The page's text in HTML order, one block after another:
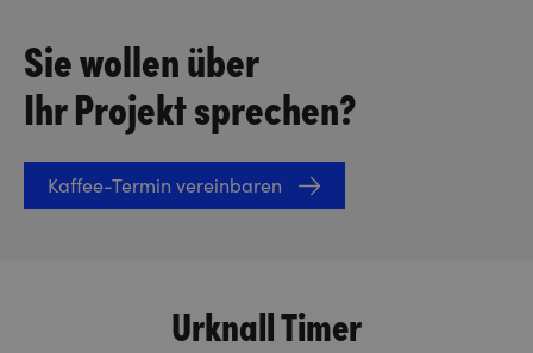
Sie wollen über
Ihr Projekt sprechen?
Kaffee-Termin vereinbaren
Urknall Timer